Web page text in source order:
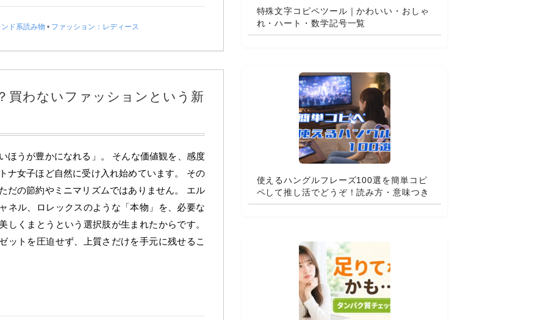
ンド系読み物 • ファッション：レディース
買わないファッションという新
いほうが豊かになれる」。 そんな価値観を、感度
ナ女子ほど自然に受け入れ始めています。 その
だの節約やミニマリズムではありません。 エル
ネル、ロレックスのような「本物」を、必要な
しくまとうという選択肢が生まれたからです。
ットを圧迫せず、上質さだけを手元に残せるこ
特殊文字コピペツール｜かわいい・おしゃ
れ・ハート・数学記号一覧
使えるハングルフレーズ100選を簡単コピ
ペして推し活でどうぞ！読み方・意味つき